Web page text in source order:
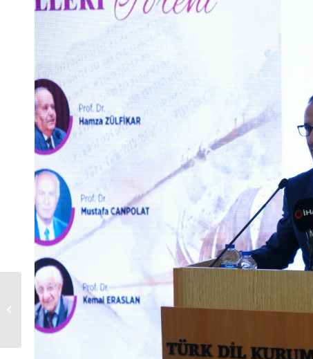
Türk Dil Kurumu
Başkanı Prof. Dr. Gürer
GÜLSEVİN, Nemat
Kelimbetov Adına...